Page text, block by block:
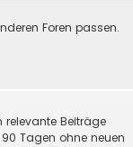
Foren passen.
relevante Beiträge
Tagen ohne neuen